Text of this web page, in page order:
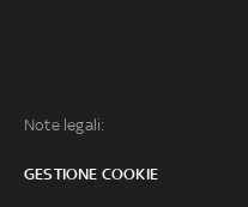
Note legali:
GESTIONE COOKIE